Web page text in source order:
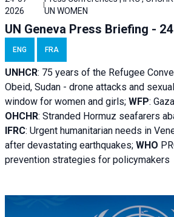
2026
UN WOMEN
UN Geneva Press Briefing -
ENG FRA
UNHCR: 75 years of the Refugee
Obeid, Sudan - drone attacks and
window for women and girls; WFP:
OHCHR: Stranded Hormuz seafarers
IFRC: Urgent humanitarian needs in
after devastating earthquakes; WHO
prevention strategies for policymakers